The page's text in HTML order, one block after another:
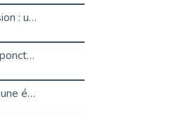
CDD de reconversion : un nouveau contrat pour sécuriser le changement de métier.
Besoin d’un appui ponctuel expertise handicap ?
Sport2Job Clichy : une édition altoséquanaise avec Cap Emploi 92.